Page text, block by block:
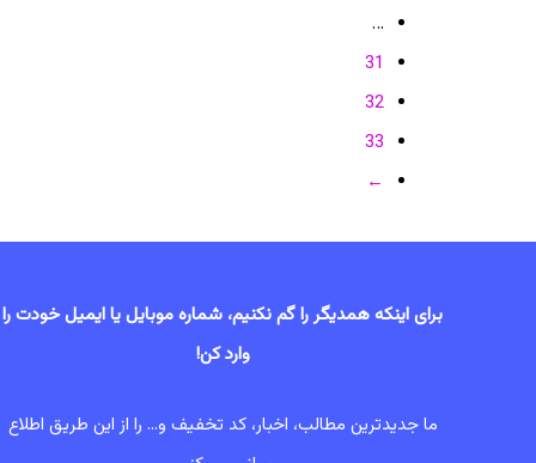
…
31
32
33
←
برای اینکه همدیگر را گم نکنیم، شماره موبایل یا ایمیل خودت را
وارد کن!
ما جدیدترین مطالب، اخبار، کد تخفیف و... را از این طریق اطلاع